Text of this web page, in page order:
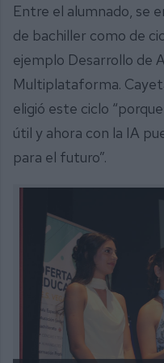
Entre el alumnado, se
de bachiller como de
ejemplo Desarrollo de
Multiplataforma.
eligió este ciclo
útil y ahora con la IA
para el futuro”.